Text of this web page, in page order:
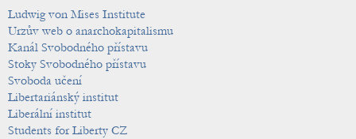
Ludwig von Mises Institute
Urzův web o anarchokapitalismu
Kanál Svobodného přístavu
Stoky Svobodného přístavu
Svoboda učení
Libertariánský institut
Liberální institut
Students for Liberty CZ